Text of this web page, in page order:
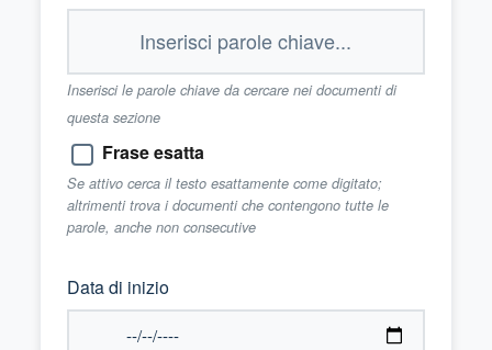
Inserisci le parole chiave da cercare nei documenti di
questa sezione
Frase esatta
Se attivo cerca il testo esattamente come digitato;
altrimenti trova i documenti che contengono tutte le
parole, anche non consecutive
Data di inizio